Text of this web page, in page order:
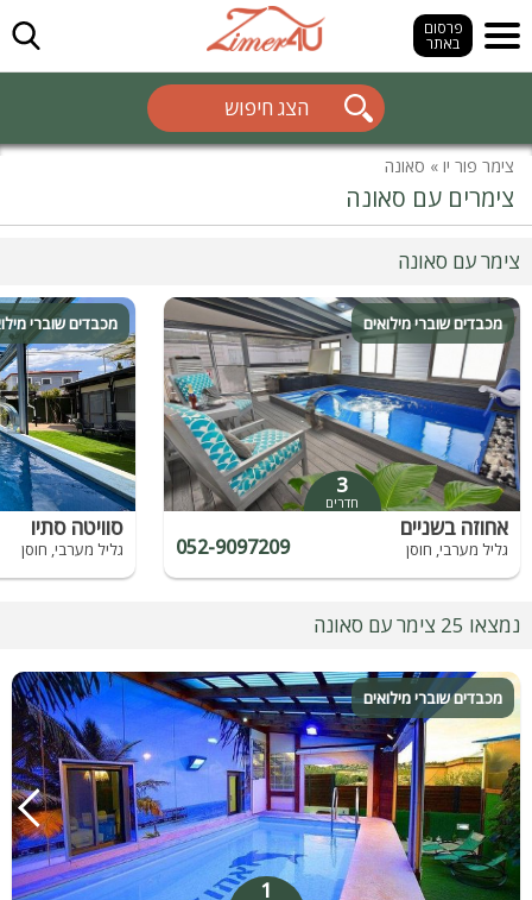
פרסום
באתר
הצג חיפוש
חפש
צימר פור יו » סאונה
צימרים עם סאונה
צימר עם סאונה
מכבדים שוברי מילואים
3
חדרים
אחוזה בשניים
גליל מערבי, חוסן 052-9097209
מכבדים שוברי
סוויטה סתיו
גליל מערבי, חוסן
נמצאו 25 צימר עם סאונה
מכבדים שוברי מילואים
1